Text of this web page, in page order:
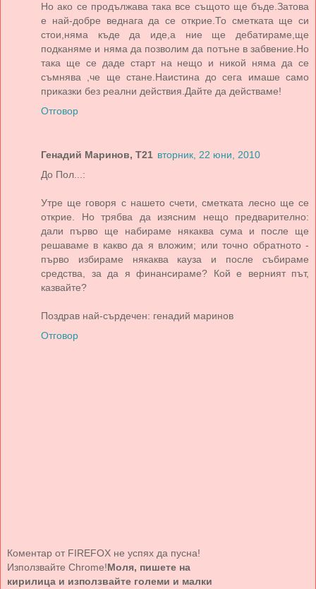
Но ако се продължава така все същото ще бъде.Затова
е най-добре веднага да се открие.То сметката ще си
стои,няма къде да иде,а ние ще дебатираме,ще
подканяме и няма да позволим да потъне в забвение.Но
така ще се даде старт на нещо и никой няма да се
съмнява ,че ще стане.Наистина до сега имаше само
приказки без реални действия.Дайте да действаме!
Отговор
Генадий Маринов, Т21 вторник, 22 юни, 2010
До Пол...:
Утре ще говоря с нашето счети, сметката лесно ще се
открие. Но трябва да изясним нещо предварително:
дали първо ще набираме някаква сума и после ще
решаваме в какво да я вложим; или точно обратното -
първо избираме някаква кауза и после събираме
средства, за да я финансираме? Кой е верният път,
казвайте?
Поздрав най-сърдечен: генадий маринов
Отговор
Коментар от FIREFOX не успях да пусна!
Използвайте Chrome!Моля, пишете на
кирилица и използвайте големи и малки